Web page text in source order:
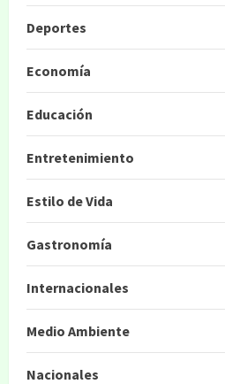
Deportes
Economía
Educación
Entretenimiento
Estilo de Vida
Gastronomía
Internacionales
Medio Ambiente
Nacionales